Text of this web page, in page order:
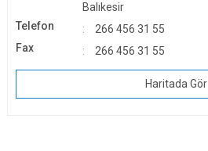
Balıkesir
Telefon
266 456 31 55
Fax
266 456 31 55
Haritada Gör